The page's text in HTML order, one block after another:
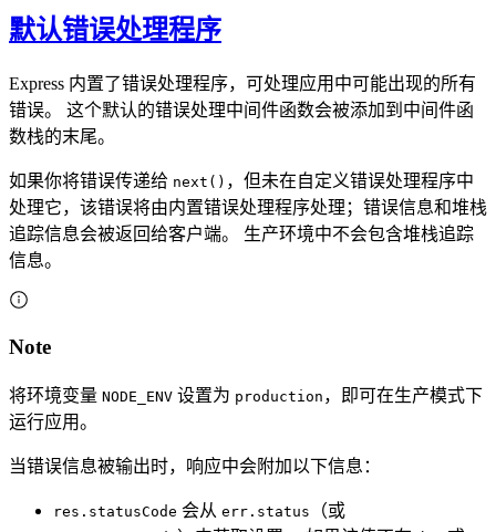
默认错误处理程序
Express 内置了错误处理程序，可处理应用中可能出现的所有
错误。 这个默认的错误处理中间件函数会被添加到中间件函
数栈的末尾。
如果你将错误传递给 next() ，但未在自定义错误处理程序中
处理它，该错误将由内置错误处理程序处理；错误信息和堆栈
追踪信息会被返回给客户端。 生产环境中不会包含堆栈追踪
信息。
Note
将环境变量 NODE_ENV 设置为 production ，即可在生产模式下
运行应用。
当错误信息被输出时，响应中会附加以下信息：
res.statusCode 会从 err.status （或